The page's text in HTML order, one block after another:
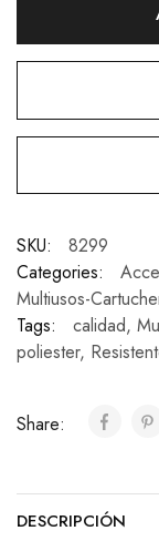
SKU:
8299
Categories:
Multiusos-
Tags:
calidad,
poliester,
Share:
DESCRIPCIÓN